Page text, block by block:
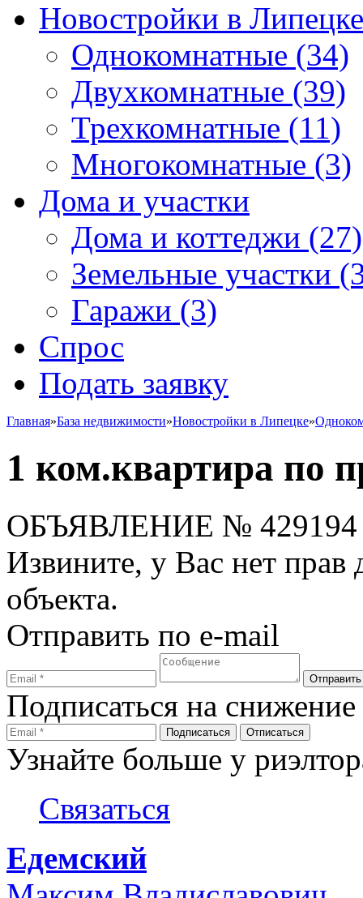
Новостройки в Липецке
Однокомнатные (34)
Двухкомнатные (39)
Трехкомнатные (11)
Многокомнатные (3)
Дома и участки
Дома и коттеджи (27)
Земельные участки
Гаражи (3)
Спрос
Подать заявку
Главная»База недвижимости»Новостройки в Липецке»
1 ком.квартира по
ОБЪЯВЛЕНИЕ № 429194
Извините, у Вас нет прав
объекта.
Отправить по e-mail
Подписаться на
Узнайте больше у
Связаться
Едемский